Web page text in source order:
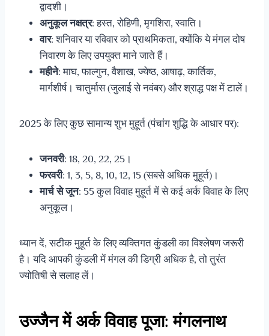
द्वादशी।
अनुकूल नक्षत्र: हस्त, रोहिणी, मृगशिरा, स्वाति।
वार: शनिवार या रविवार को प्राथमिकता, क्योंकि ये मंगल दोष
निवारण के लिए उपयुक्त माने जाते हैं।
महीने: माघ, फाल्गुन, वैशाख, ज्येष्ठ, आषाढ़, कार्तिक,
मार्गशीर्ष। चातुर्मास (जुलाई से नवंबर) और श्राद्ध पक्ष में टालें।
2025 के लिए कुछ सामान्य शुभ मुहूर्त (पंचांग शुद्धि के आधार पर):
जनवरी: 18, 20, 22, 25।
फरवरी: 1, 3, 5, 8, 10, 12, 15 (सबसे अधिक मुहूर्त)।
मार्च से जून: 55 कुल विवाह मुहूर्त में से कई अर्क विवाह के लिए
अनुकूल।
ध्यान दें, सटीक मुहूर्त के लिए व्यक्तिगत कुंडली का विश्लेषण जरूरी
है। यदि आपकी कुंडली में मंगल की डिग्री अधिक है, तो तुरंत
ज्योतिषी से सलाह लें।
उज्जैन में अर्क विवाह पूजा: मंगलनाथ